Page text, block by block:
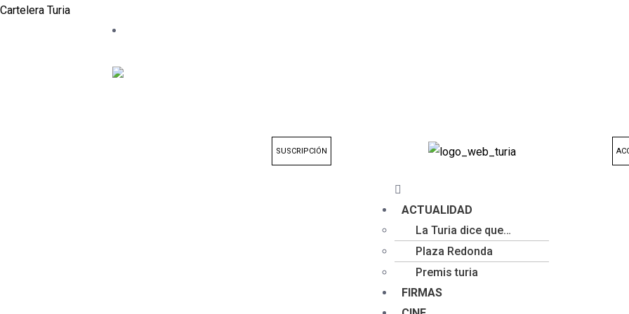
Cartelera Turia
SUSCRIPCIÓN
ACTUALIDAD
La Turia dice que…
Plaza Redonda
Premis turia
FIRMAS